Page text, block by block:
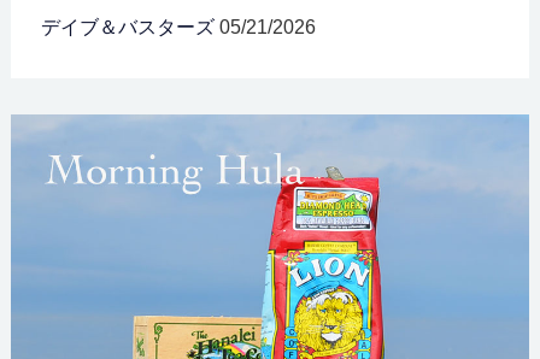
デイブ＆バスターズ 05/21/2026